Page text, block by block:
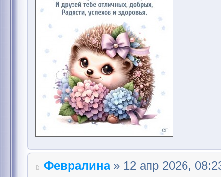
Февралина» 12 апр 2026,